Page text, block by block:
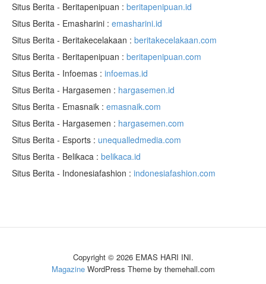
Situs Berita - Beritapenipuan : beritapenipuan.id
Situs Berita - Emasharini : emasharini.id
Situs Berita - Beritakecelakaan : beritakecelakaan.com
Situs Berita - Beritapenipuan : beritapenipuan.com
Situs Berita - Infoemas : infoemas.id
Situs Berita - Hargasemen : hargasemen.id
Situs Berita - Emasnaik : emasnaik.com
Situs Berita - Hargasemen : hargasemen.com
Situs Berita - Esports : unequalledmedia.com
Situs Berita - Belikaca : belikaca.id
Situs Berita - Indonesiafashion : indonesiafashion.com
Copyright © 2026 EMAS HARI INI.
MagazineWordPress Theme by themehall.com